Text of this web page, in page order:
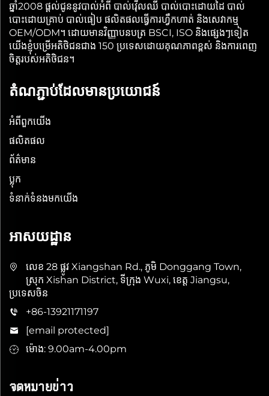
ឆ្នាំ2008 ផ្តល់ជូននូវបាល់អំពី​ បាល់វ៉ើលឈី បាល់បោះដោយដៃ បាល់
បោះដោយគ្រាប់ បាល់ធៀប ផលិតផលធ្វើការហ្វឹកហាត់ និងសេវាកម្ម
OEM/ODM។ ដោយមានវិញ្ញាបនបត្រ BSCI, ISO និងផ្សេងៗទៀត
យើងខ្ញុំបម្រើអតិថិជនជាង 150 ប្រទេសដោយគុណភាពខ្ពស់ និងការពេញ
ចិត្តរបស់អតិថិជន។
តំណភ្ជាប់ដែលមានប្រយោជន៍
អំពី​ពួក​យើង
ផលិតផល
ព័ត៌មាន
ប្លុក
ទំនាក់ទំនងមកយើង
អាសយដ្ឋាន
លេខ 28 ផ្លូវ Xiangshan Rd., ភូមិ Donggang Town,
ស្រុក Xishan District, ទីក្រុង Wuxi, ខេត្ត Jiangsu,
ប្រទេសចិន
+86-13921171197
[email protected]
ម៉ោង: 9.00am-4.00pm
จดหมายข่าว